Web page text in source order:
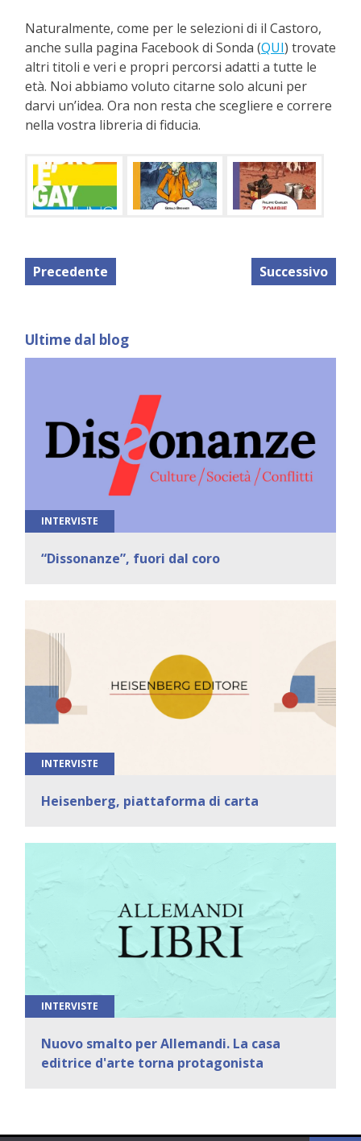
Naturalmente, come per le selezioni di il Castoro,
anche sulla pagina Facebook di Sonda (QUI) trovate
altri titoli e veri e propri percorsi adatti a tutte le
età. Noi abbiamo voluto citarne solo alcuni per
darvi un’idea. Ora non resta che scegliere e correre
nella vostra libreria di fiducia.
Precedente Successivo
Ultime dal blog
INTERVISTE
“Dissonanze”, fuori dal coro
INTERVISTE
Heisenberg, piattaforma di carta
INTERVISTE
Nuovo smalto per Allemandi. La casa
editrice d'arte torna protagonista